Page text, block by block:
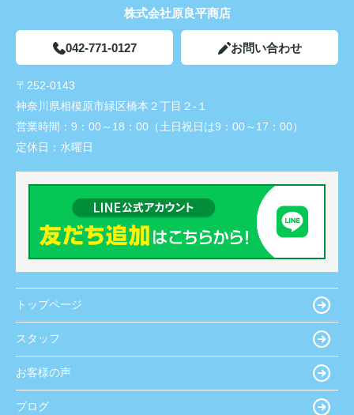
株式会社原良平商店
042-771-0127 お問い合わせ
〒252-0143
神奈川県相模原市緑区橋本２丁目２-１
営業時間： 9：00～18：00（土日祝日は9：00～17：00）
定休日： 水曜日
トップページ
スタッフ
お客様の声
ブログ